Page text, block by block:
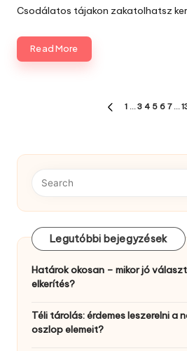
Csodálatos tájakon zakatolhatsz
Read More
BejegyzésPREVIOUS
1 … 3 4 5 6 7 …
Legutóbbi bejegyzések
Határok okosan – mikor jó
elkerítés?
Téli tárolás: érdemes leszerelni
oszlop elemeit?